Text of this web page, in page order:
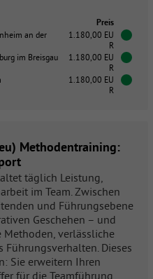
Preis
an der
1.180,00 EU
R
im Breisgau
1.180,00 EU
R
1.180,00 EU
R
Methodentraining:
täglich Leistung,
im Team. Zwischen
und Führungsebene
Geschehen – und
Methoden, verlässliche
Führungsverhalten. Dieses
Sie erweitern Ihren
für die Teamführung,